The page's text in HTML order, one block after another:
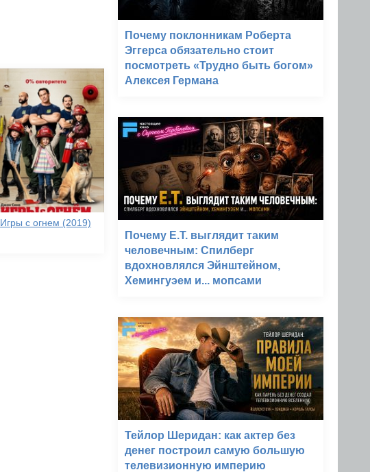
Игры с огнем (2019)
Почему поклонникам Роберта
Эггерса обязательно стоит
посмотреть «Трудно быть богом»
Алексея Германа
Почему E.T. выглядит таким
человечным: Спилберг
вдохновлялся Эйнштейном,
Хемингуэем и... мопсами
Тейлор Шеридан: как актер без
денег построил самую большую
телевизионную империю